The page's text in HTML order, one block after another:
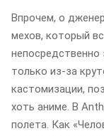
Впрочем, о
мехов, который
непосредственно
только из-за
кастомизации,
хоть аниме. В
полета. Как